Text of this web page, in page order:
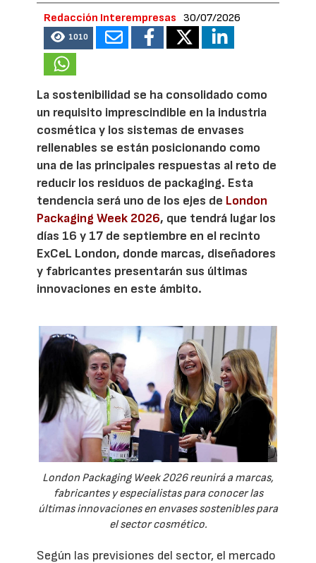
Redacción Interempresas 30/07/2026
1010
La sostenibilidad se ha consolidado como
un requisito imprescindible en la industria
cosmética y los sistemas de envases
rellenables se están posicionando como
una de las principales respuestas al reto de
reducir los residuos de packaging. Esta
tendencia será uno de los ejes de London
Packaging Week 2026, que tendrá lugar los
días 16 y 17 de septiembre en el recinto
ExCeL London, donde marcas, diseñadores
y fabricantes presentarán sus últimas
innovaciones en este ámbito.
London Packaging Week 2026 reunirá a marcas,
fabricantes y especialistas para conocer las
últimas innovaciones en envases sostenibles para
el sector cosmético.
Según las previsiones del sector, el mercado